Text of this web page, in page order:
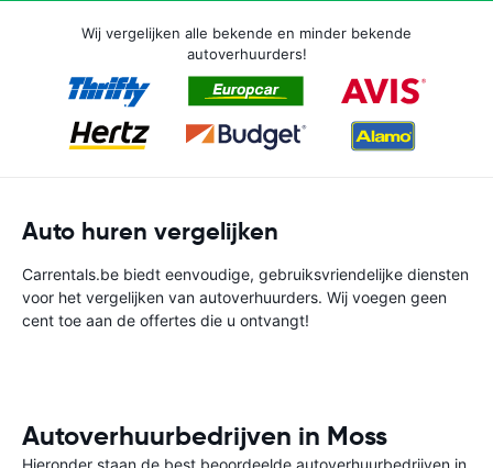
Wij vergelijken alle bekende en minder bekende
autoverhuurders!
Auto huren vergelijken
Carrentals.be biedt eenvoudige, gebruiksvriendelijke diensten
voor het vergelijken van autoverhuurders. Wij voegen geen
cent toe aan de offertes die u ontvangt!
Autoverhuurbedrijven in Moss
Hieronder staan de best beoordeelde autoverhuurbedrijven in